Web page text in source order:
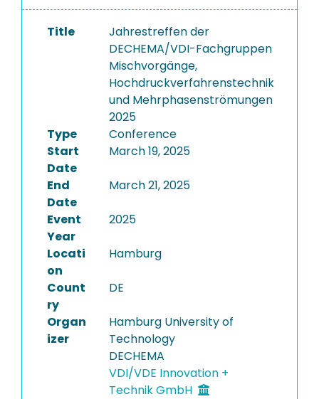
INSTITUTIONS
Title
Jahrestreffen der
DECHEMA/VDI-Fachgruppen
Mischvorgänge,
Hochdruckverfahrenstechnik
und Mehrphasenströmungen
2025
Type
Conference
Start
Date
March 19, 2025
End
Date
March 21, 2025
Event
Year
2025
Locati
on
Hamburg
Count
ry
DE
Organ
izer
Hamburg University of
Technology
DECHEMA
VDI/VDE Innovation +
Technik GmbH